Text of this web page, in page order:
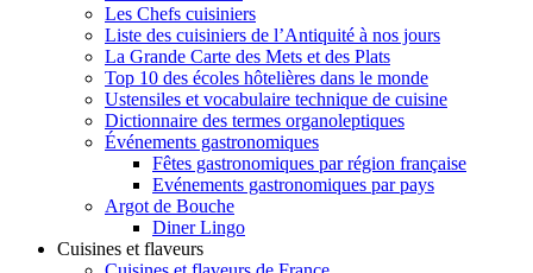
Les Chefs cuisiniers
Liste des cuisiniers de l’Antiquité à nos jours
La Grande Carte des Mets et des Plats
Top 10 des écoles hôtelières dans le monde
Ustensiles et vocabulaire technique de cuisine
Dictionnaire des termes organoleptiques
Événements gastronomiques
Fêtes gastronomiques par région française
Evénements gastronomiques par pays
Argot de Bouche
Diner Lingo
Cuisines et flaveurs